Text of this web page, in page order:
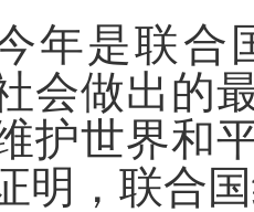
年是联合
会做出的
护世界和
明，联合